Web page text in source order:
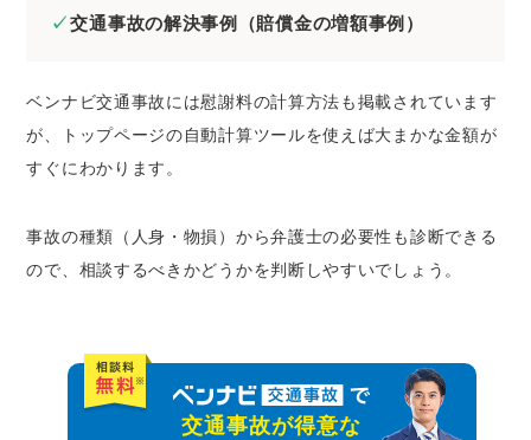
交通事故の解決事例（賠償金の増額事例）
ベンナビ交通事故には慰謝料の計算方法も掲載されています
が、トップページの自動計算ツールを使えば大まかな金額が
すぐにわかります。
事故の種類（人身・物損）から弁護士の必要性も診断できる
ので、相談するべきかどうかを判断しやすいでしょう。
交通事故が得意な